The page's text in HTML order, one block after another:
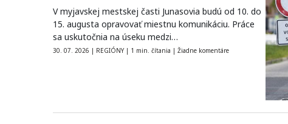
V myjavskej mestskej časti Junasovia budú od 10. do
15. augusta opravovať miestnu komunikáciu. Práce
sa uskutočnia na úseku medzi…
30. 07. 2026 | REGIÓNY | 1 min. čítania | Žiadne komentáre